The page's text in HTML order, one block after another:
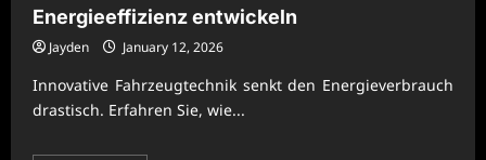
Energieeffizienz entwickeln
Jayden January 12, 2026
Innovative Fahrzeugtechnik senkt den Energieverbrauch
drastisch. Erfahren Sie, wie...